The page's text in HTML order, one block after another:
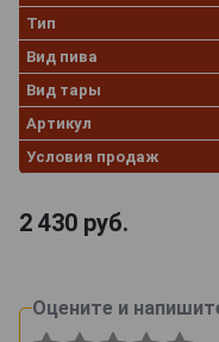
Тип
Вид пива
Вид тары
Артикул
Условия продаж
2 430 руб.
Оцените и